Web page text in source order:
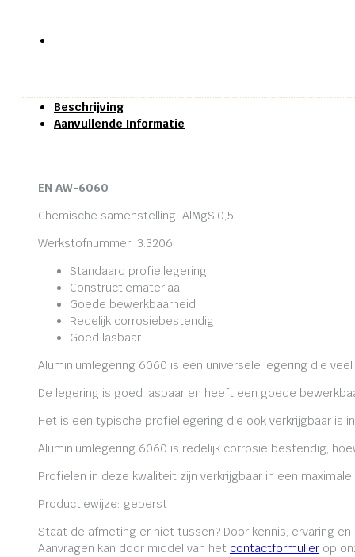
Beschrijving
Aanvullende Informatie
EN AW-6060
Chemische samenstelling: AlMgSi0,5
Werkstofnummer: 3.3206
Standaard profiellegering
Constructiemateriaal
Goede bewerkbaarheid
Redelijk corrosiebestendig
Goed lasbaar
Aluminiumlegering 6060 is een universele legering die
De legering is goed lasbaar en heeft een goede
Het is een typische profiellegering die ook verkrijgbaar is
Aluminiumlegering 6060 is redelijk corrosie bestendig,
Profielen in deze kwaliteit zijn verkrijgbaar in een
Productiewijze: geperst
Staat de afmeting er niet tussen? Door kennis, ervaring
Aanvragen kan door middel van het contactformulier op